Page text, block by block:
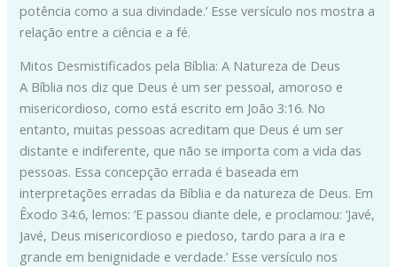
potência como a sua divindade.’ Esse versículo nos mostra a
relação entre a ciência e a fé.
Mitos Desmistificados pela Bíblia: A Natureza de Deus
A Bíblia nos diz que Deus é um ser pessoal, amoroso e
misericordioso, como está escrito em João 3:16. No
entanto, muitas pessoas acreditam que Deus é um ser
distante e indiferente, que não se importa com a vida das
pessoas. Essa concepção errada é baseada em
interpretações erradas da Bíblia e da natureza de Deus. Em
Êxodo 34:6, lemos: ‘E passou diante dele, e proclamou: ‘Javé,
Javé, Deus misericordioso e piedoso, tardo para a ira e
grande em benignidade e verdade.’ Esse versículo nos